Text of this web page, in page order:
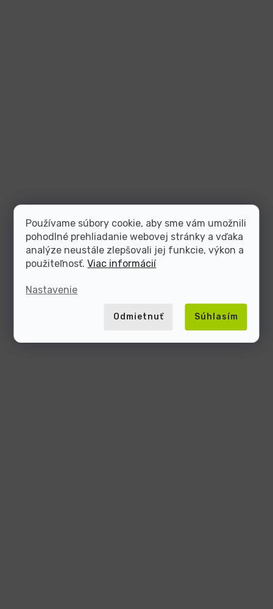
Používame súbory cookie, aby sme vám umožnili
pohodlné prehliadanie webovej stránky a vďaka
analýze neustále zlepšovali jej funkcie, výkon a
použiteľnosť.Viac informácií
Nastavenie
Odmietnuť Súhlasím